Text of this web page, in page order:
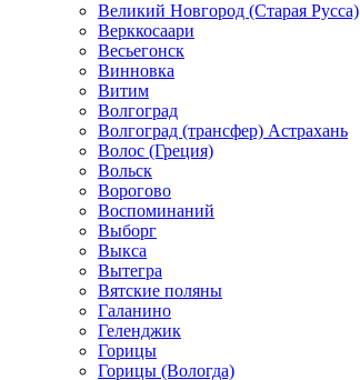
Великий Новгород (Старая Русса)
Верккосаари
Весьегонск
Винновка
Витим
Волгоград
Волгоград (трансфер) Астрахань
Волос (Греция)
Вольск
Ворогово
Воспоминаний
Выборг
Выкса
Вытегра
Вятские поляны
Галанино
Геленджик
Горицы
Горицы (Вологда)